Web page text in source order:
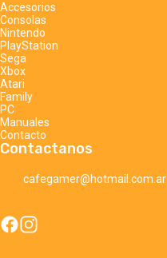
Accesorios
Consolas
Nintendo
PlayStation
Sega
Xbox
Atari
Family
PC
Manuales
Contacto
Contactanos
cafegamer@hotmail.com.ar